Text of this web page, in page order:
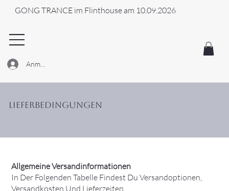
GONG TRANCE im Flinthouse am 10.09.2026
Anmelden
Lieferbedingungen
Allgemeine Versandinformationen
In Der Folgenden Tabelle Findest Du Versandoptionen,
Versandkosten Und Lieferzeiten